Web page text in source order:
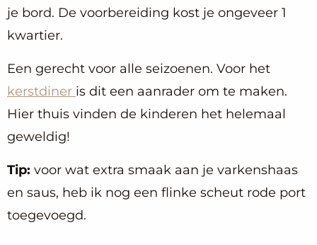
je bord. De voorbereiding kost je ongeveer 1
kwartier.
Een gerecht voor alle seizoenen. Voor het
kerstdiner is dit een aanrader om te maken.
Hier thuis vinden de kinderen het helemaal
geweldig!
Tip: voor wat extra smaak aan je varkenshaas
en saus, heb ik nog een flinke scheut rode port
toegevoegd.